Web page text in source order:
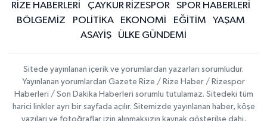
RİZE HABERLERİ ÇAYKUR RİZESPOR
SPOR HABERLERİ
BÖLGEMİZ
POLİTİKA EKONOMİ EĞİTİM
YAŞAM
ASAYİŞ
ÜLKE GÜNDEMİ
Sitede yayınlanan içerik ve yorumlardan yazarları sorumludur.
Yayınlanan yorumlardan Gazete Rize / Rize Haber / Rizespor
Haberleri / Son Dakika Haberleri sorumlu tutulamaz. Sitedeki tüm
harici linkler ayrı bir sayfada açılır. Sitemizde yayınlanan haber, köşe
yazıları ve fotoğraflar izin alınmaksızın kaynak gösterilse dahi,